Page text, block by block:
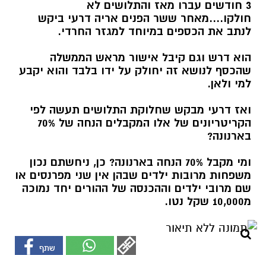
3 חודשים עברו מאז והתלושים לא
חולקו....מאחר ששר הפנים אריה דרעי ביקש
לנתב את הכספים במיוחד למגזר החרדי.
הוא דרש וגם קיבל אישור מראש הממשלה
שהכסף לנושא זה יחולק על ידו בלבד והוא יקבע
למי ולאן.
ואז דרעי מבקש שחלוקת התלושים תעשה לפי
הקריטריונים של אלו המקבלים הנחה של 70%
בארנונה?
ומי מקבל 70% הנחה בארנונה? כן, ניחשתם נכון
משפחות מרובות ילדים שבהן אין שני מפרנסים או
שם מרובי ילדים וההכנסה של ההורים יחד נמוכה
מ10,000 שקל נטו.